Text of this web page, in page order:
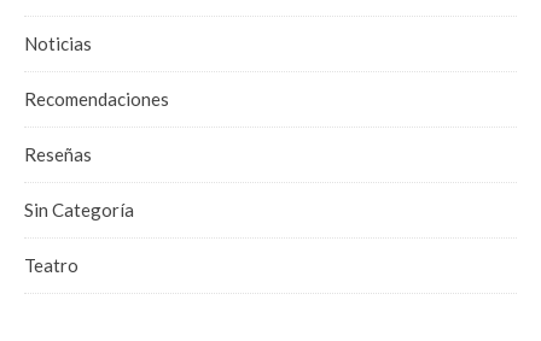
Noticias
Recomendaciones
Reseñas
Sin Categoría
Teatro